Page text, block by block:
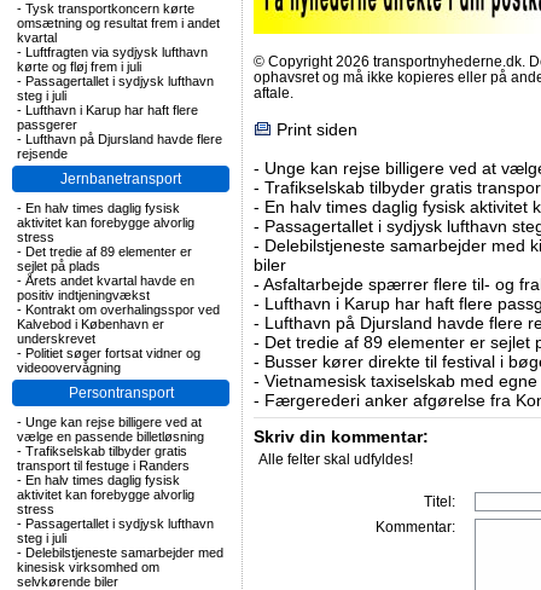
- Tysk transportkoncern kørte
omsætning og resultat frem i andet
kvartal
- Luftfragten via sydjysk lufthavn
kørte og fløj frem i juli
- Passagertallet i sydjysk lufthavn
steg i juli
- Lufthavn i Karup har haft flere
passgerer
- Lufthavn på Djursland havde flere
rejsende
Jernbanetransport
- En halv times daglig fysisk
aktivitet kan forebygge alvorlig
stress
- Det tredie af 89 elementer er
sejlet på plads
- Årets andet kvartal havde en
positiv indtjeningvækst
- Kontrakt om overhalingsspor ved
Kalvebod i København er
underskrevet
- Politiet søger fortsat vidner og
videoovervågning
Persontransport
- Unge kan rejse billigere ved at
vælge en passende billetløsning
- Trafikselskab tilbyder gratis
transport til festuge i Randers
- En halv times daglig fysisk
aktivitet kan forebygge alvorlig
stress
- Passagertallet i sydjysk lufthavn
steg i juli
- Delebilstjeneste samarbejder med
kinesisk virksomhed om
selvkørende biler
© Copyright 2026 transportnyhederne.dk.
ophavsret og må ikke kopieres eller på
aftale.
Print siden
- Unge kan rejse billigere ved at
- Trafikselskab tilbyder gratis
- En halv times daglig fysisk aktivitet
- Passagertallet i sydjysk lufthavn
- Delebilstjeneste samarbejder med
biler
- Asfaltarbejde spærrer flere til- og
- Lufthavn i Karup har haft flere
- Lufthavn på Djursland havde flere
- Det tredie af 89 elementer er sejlet
- Busser kører direkte til festival i
- Vietnamesisk taxiselskab med
- Færgerederi anker afgørelse fra
Skriv din kommentar:
Alle felter skal udfyldes!
Titel:
Kommentar: